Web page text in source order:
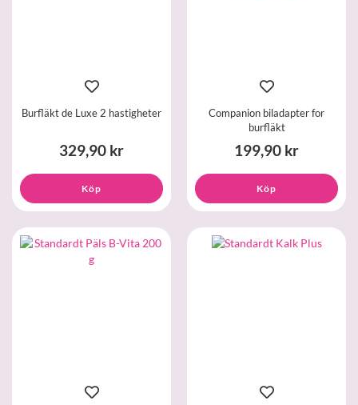
Burfläkt de Luxe 2 hastigheter
329,90 kr
Köp
Companion biladapter for
burfläkt
199,90 kr
Köp